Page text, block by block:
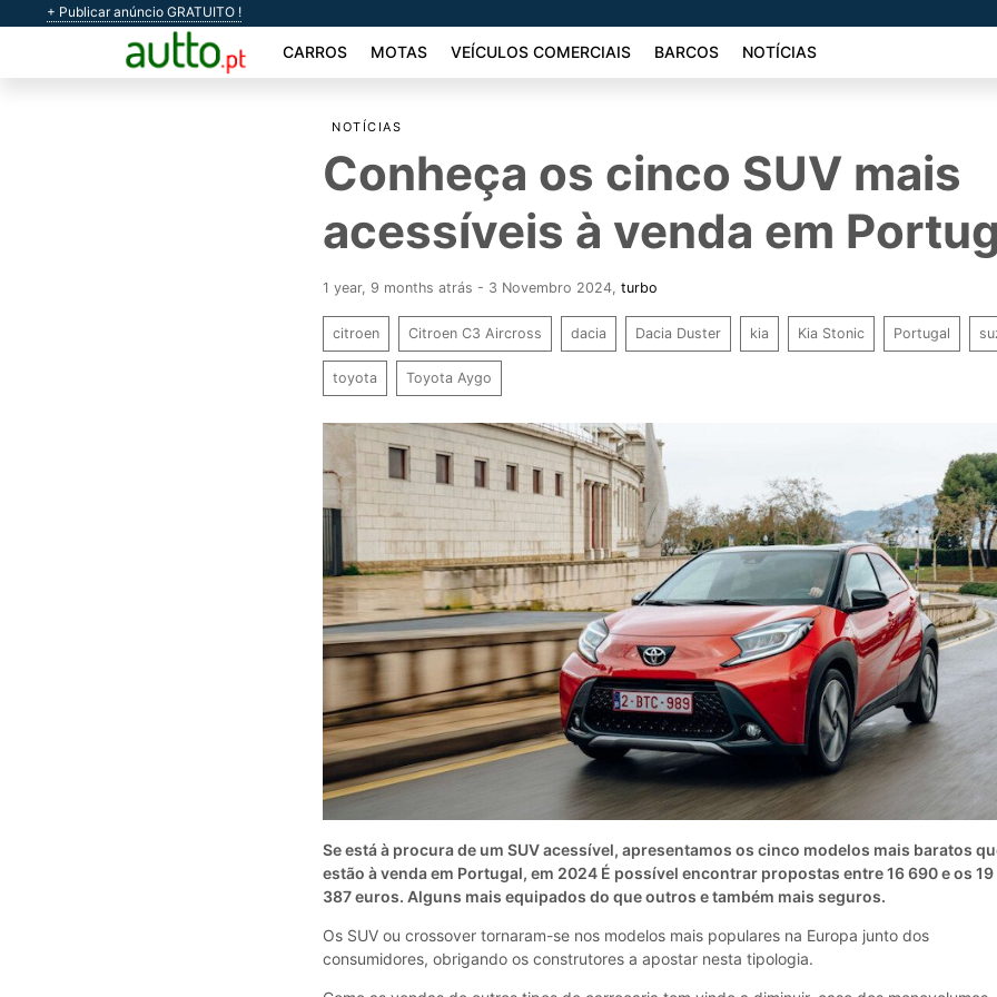
+ Publicar anúncio GRATUITO !
CARROS MOTAS VEÍCULOS COMERCIAIS BARCOS NOTÍCIAS
NOTÍCIAS
Conheça os cinco SUV mais
acessíveis à venda em
1 year, 9 months atrás - 3 Novembro 2024 ,turbo
citroen Citroen C3 Aircross dacia Dacia Duster kia Kia Stonic Portugal
toyota Toyota Aygo
Se está à procura de um SUV acessível, apresentamos os cinco modelos mais baratos
estão à venda em Portugal, em 2024 É possível encontrar propostas entre 16 690 e os 19
387 euros. Alguns mais equipados do que outros e também mais seguros.
Os SUV ou crossover tornaram-se nos modelos mais populares na Europa junto dos
consumidores, obrigando os construtores a apostar nesta tipologia.